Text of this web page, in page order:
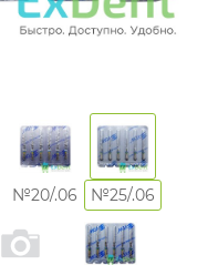
№20/.06 №25/.06